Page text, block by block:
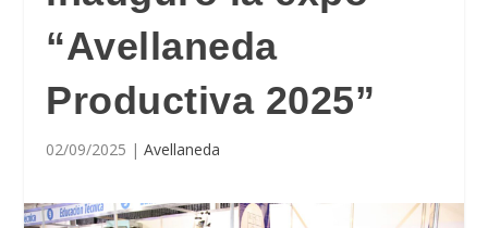
“Avellaneda
Productiva 2025”
02/09/2025 |Avellaneda